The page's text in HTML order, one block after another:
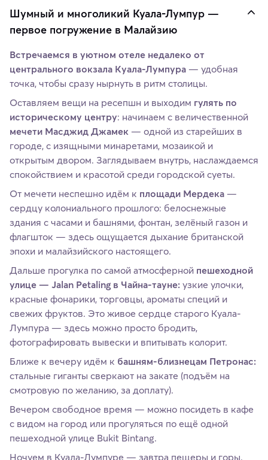
Шумный и многоликий Куала-Лумпур —
первое погружение в Малайзию
Встречаемся в уютном отеле недалеко от
центрального вокзала Куала-Лумпура — удобная
точка, чтобы сразу нырнуть в ритм столицы.
Оставляем вещи на ресепшн и выходим гулять по
историческому центру: начинаем с величественной
мечети Масджид Джамек — одной из старейших в
городе, с изящными минаретами, мозаикой и
открытым двором. Заглядываем внутрь, наслаждаемся
спокойствием и красотой среди городской суеты.
От мечети неспешно идём к площади Мердека —
сердцу колониального прошлого: белоснежные
здания с часами и башнями, фонтан, зелёный газон и
флагшток — здесь ощущается дыхание британской
эпохи и малайзийского настоящего.
Дальше прогулка по самой атмосферной пешеходной
улице — Jalan Petaling в Чайна-тауне: узкие улочки,
красные фонарики, торговцы, ароматы специй и
свежих фруктов. Это живое сердце старого Куала-
Лумпура — здесь можно просто бродить,
фотографировать вывески и впитывать колорит.
Ближе к вечеру идём к башням-близнецам Петронас:
стальные гиганты сверкают на закате (подъём на
смотровую по желанию, за доплату).
Вечером свободное время — можно посидеть в кафе
с видом на город или прогуляться по ещё одной
пешеходной улице Bukit Bintang.
Ночуем в Куала-Лумпуре — завтра пещеры и горы.